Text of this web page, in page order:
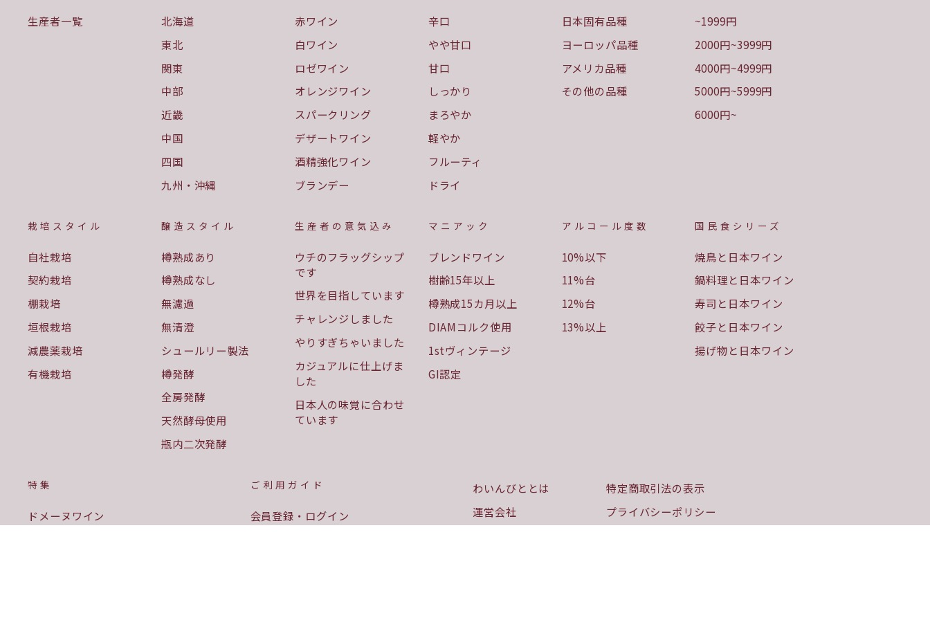
生産者一覧
北海道
東北
関東
中部
近畿
中国
四国
九州・沖縄
赤ワイン
白ワイン
ロゼワイン
オレンジワイン
スパークリング
デザートワイン
酒精強化ワイン
ブランデー
辛口
やや甘口
甘口
しっかり
まろやか
軽やか
フルーティ
ドライ
日本固有品種
ヨーロッパ品種
アメリカ品種
その他の品種
~1999円
2000円~3999円
4000円~4999円
5000円~5999円
6000円~
栽培スタイル
自社栽培
契約栽培
棚栽培
垣根栽培
減農薬栽培
有機栽培
醸造スタイル
樽熟成あり
樽熟成なし
無濾過
無清澄
シュールリー製法
樽発酵
全房発酵
天然酵母使用
瓶内二次発酵
生産者の意気込み
ウチのフラッグシップ
です
世界を目指しています
チャレンジしました
やりすぎちゃいました
カジュアルに仕上げま
した
日本人の味覚に合わせ
ています
マニアック
ブレンドワイン
樹齢15年以上
樽熟成15カ月以上
DIAMコルク使用
1stヴィンテージ
GI認定
アルコール度数
10%以下
11%台
12%台
13%以上
国民食シリーズ
焼鳥と日本ワイン
鍋料理と日本ワイン
寿司と日本ワイン
餃子と日本ワイン
揚げ物と日本ワイン
特集
ドメーヌワイン
ご利用ガイド
会員登録・ログイン
わいんびととは
運営会社
特定商取引法の表示
プライバシーポリシー